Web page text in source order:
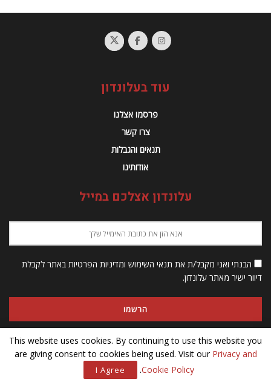
עוד בעלונדון
פרסמו אצלנו
צרו קשר
תנאים והגבלות
אודותינו
עלונדון אצלכם במייל
הבנתי ואני מקבל/ת את תנאי השימוש ומדיניות הפרטיות באתר לקבלת
דיוור ישיר מאתר עלונדון.
This website uses cookies. By continuing to use this website you
are giving consent to cookies being used. Visit our Privacy and
Cookie Policy
.
I Agree